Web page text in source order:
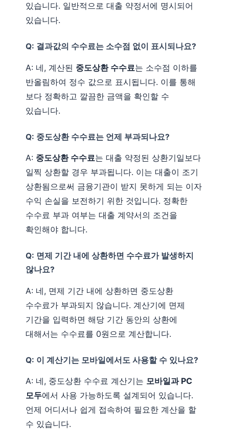
있습니다. 일반적으로 대출 약정서에 명시되어
있습니다.
Q: 결과값의 수수료는 소수점 없이 표시되나요?
A: 네, 계산된 중도상환 수수료는 소수점 이하를
반올림하여 정수 값으로 표시됩니다. 이를 통해
보다 정확하고 깔끔한 금액을 확인할 수
있습니다.
Q: 중도상환 수수료는 언제 부과되나요?
A: 중도상환 수수료는 대출 약정된 상환기일보다
일찍 상환할 경우 부과됩니다. 이는 대출이 조기
상환됨으로써 금융기관이 받지 못하게 되는 이자
수익 손실을 보전하기 위한 것입니다. 정확한
수수료 부과 여부는 대출 계약서의 조건을
확인해야 합니다.
Q: 면제 기간 내에 상환하면 수수료가 발생하지
않나요?
A: 네, 면제 기간 내에 상환하면 중도상환
수수료가 부과되지 않습니다. 계산기에 면제
기간을 입력하면 해당 기간 동안의 상환에
대해서는 수수료를 0원으로 계산합니다.
Q: 이 계산기는 모바일에서도 사용할 수 있나요?
A: 네, 중도상환 수수료 계산기는 모바일과 PC
모두에서 사용 가능하도록 설계되어 있습니다.
언제 어디서나 쉽게 접속하여 필요한 계산을 할
수 있습니다.